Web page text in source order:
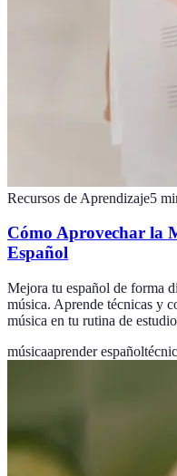
Recursos de Aprendizaje5
Cómo Aprovechar la
Español
Mejora tu español de forma
música. Aprende técnicas y
música en tu rutina de
músicaaprender español